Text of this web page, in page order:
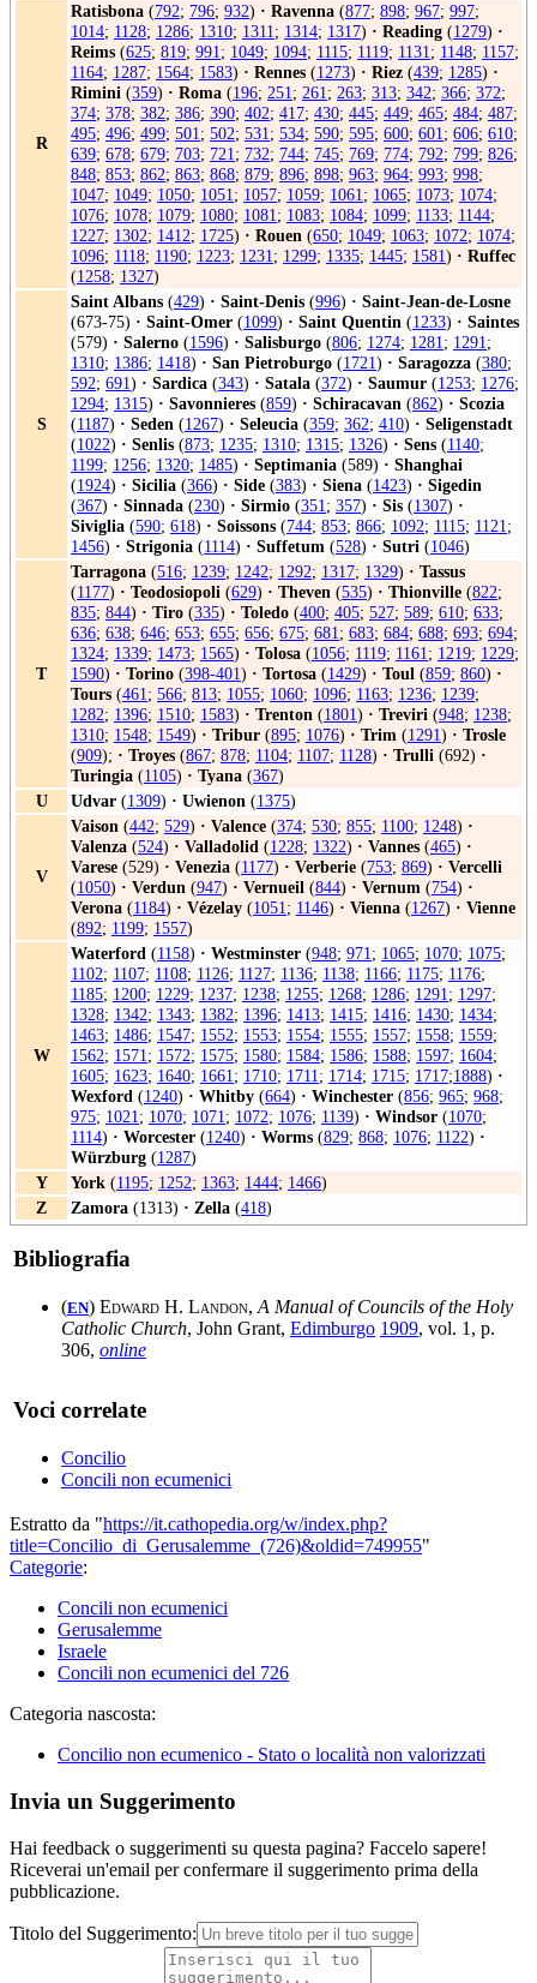
R
Ratisbona (792; 796; 932) · Ravenna (877; 898; 967; 997;
1014; 1128; 1286; 1310; 1311; 1314; 1317) · Reading (1279) ·
Reims (625; 819; 991; 1049; 1094; 1115; 1119; 1131; 1148; 1157;
1164; 1287; 1564; 1583) · Rennes (1273) · Riez (439; 1285) ·
Rimini (359) · Roma (196; 251; 261; 263; 313; 342; 366; 372;
374; 378; 382; 386; 390; 402; 417; 430; 445; 449; 465; 484; 487;
495; 496; 499; 501; 502; 531; 534; 590; 595; 600; 601; 606; 610;
639; 678; 679; 703; 721; 732; 744; 745; 769; 774; 792; 799; 826;
848; 853; 862; 863; 868; 879; 896; 898; 963; 964; 993; 998;
1047; 1049; 1050; 1051; 1057; 1059; 1061; 1065; 1073; 1074;
1076; 1078; 1079; 1080; 1081; 1083; 1084; 1099; 1133; 1144;
1227; 1302; 1412; 1725) · Rouen (650; 1049; 1063; 1072; 1074;
1096; 1118; 1190; 1223; 1231; 1299; 1335; 1445; 1581) · Ruffec
(1258; 1327)
S
Saint Albans (429) · Saint-Denis (996) · Saint-Jean-de-Losne
(673-75) · Saint-Omer (1099) · Saint Quentin (1233) · Saintes
(579) · Salerno (1596) · Salisburgo (806; 1274; 1281; 1291;
1310; 1386; 1418) · San Pietroburgo (1721) · Saragozza (380;
592; 691) · Sardica (343) · Satala (372) · Saumur (1253; 1276;
1294; 1315) · Savonnieres (859) · Schiracavan (862) · Scozia
(1187) · Seden (1267) · Seleucia (359; 362; 410) · Seligenstadt
(1022) · Senlis (873; 1235; 1310; 1315; 1326) · Sens (1140;
1199; 1256; 1320; 1485) · Septimania (589) · Shanghai
(1924) · Sicilia (366) · Side (383) · Siena (1423) · Sigedin
(367) · Sinnada (230) · Sirmio (351; 357) · Sis (1307) ·
Siviglia (590; 618) · Soissons (744; 853; 866; 1092; 1115; 1121;
1456) · Strigonia (1114) · Suffetum (528) · Sutri (1046)
T
Tarragona (516; 1239; 1242; 1292; 1317; 1329) · Tassus
(1177) · Teodosiopoli (629) · Theven (535) · Thionville (822;
835; 844) · Tiro (335) · Toledo (400; 405; 527; 589; 610; 633;
636; 638; 646; 653; 655; 656; 675; 681; 683; 684; 688; 693; 694;
1324; 1339; 1473; 1565) · Tolosa (1056; 1119; 1161; 1219; 1229;
1590) · Torino (398-401) · Tortosa (1429) · Toul (859; 860) ·
Tours (461; 566; 813; 1055; 1060; 1096; 1163; 1236; 1239;
1282; 1396; 1510; 1583) · Trenton (1801) · Treviri (948; 1238;
1310; 1548; 1549) · Tribur (895; 1076) · Trim (1291) · Trosle
(909); · Troyes (867; 878; 1104; 1107; 1128) · Trulli (692) ·
Turingia (1105) · Tyana (367)
U
Udvar (1309) · Uwienon (1375)
V
Vaison (442; 529) · Valence (374; 530; 855; 1100; 1248) ·
Valenza (524) · Valladolid (1228; 1322) · Vannes (465) ·
Varese (529) · Venezia (1177) · Verberie (753; 869) · Vercelli
(1050) · Verdun (947) · Vernueil (844) · Vernum (754) ·
Verona (1184) · Vézelay (1051; 1146) · Vienna (1267) · Vienne
(892; 1199; 1557)
W
Waterford (1158) · Westminster (948; 971; 1065; 1070; 1075;
1102; 1107; 1108; 1126; 1127; 1136; 1138; 1166; 1175; 1176;
1185; 1200; 1229; 1237; 1238; 1255; 1268; 1286; 1291; 1297;
1328; 1342; 1343; 1382; 1396; 1413; 1415; 1416; 1430; 1434;
1463; 1486; 1547; 1552; 1553; 1554; 1555; 1557; 1558; 1559;
1562; 1571; 1572; 1575; 1580; 1584; 1586; 1588; 1597; 1604;
1605; 1623; 1640; 1661; 1710; 1711; 1714; 1715; 1717;1888) ·
Wexford (1240) · Whitby (664) · Winchester (856; 965; 968;
975; 1021; 1070; 1071; 1072; 1076; 1139) · Windsor (1070;
1114) · Worcester (1240) · Worms (829; 868; 1076; 1122) ·
Würzburg (1287)
Y
York (1195; 1252; 1363; 1444; 1466)
Z
Zamora (1313) · Zella (418)
Bibliografia
(EN) Edward H. Landon,A Manual of Councils of the Holy
Catholic Church, John Grant, Edimburgo 1909, vol. 1, p.
306, online
Voci correlate
Concilio
Concili non ecumenici
Estratto da "https://it.cathopedia.org/w/index.php?
title=Concilio_di_Gerusalemme_(726)&oldid=749955"
Categorie:
Concili non ecumenici
Gerusalemme
Israele
Concili non ecumenici del 726
Categoria nascosta:
Concilio non ecumenico - Stato o località non valorizzati
Invia un Suggerimento
Hai feedback o suggerimenti su questa pagina? Faccelo sapere!
Riceverai un'email per confermare il suggerimento prima della
pubblicazione.
Titolo del Suggerimento: